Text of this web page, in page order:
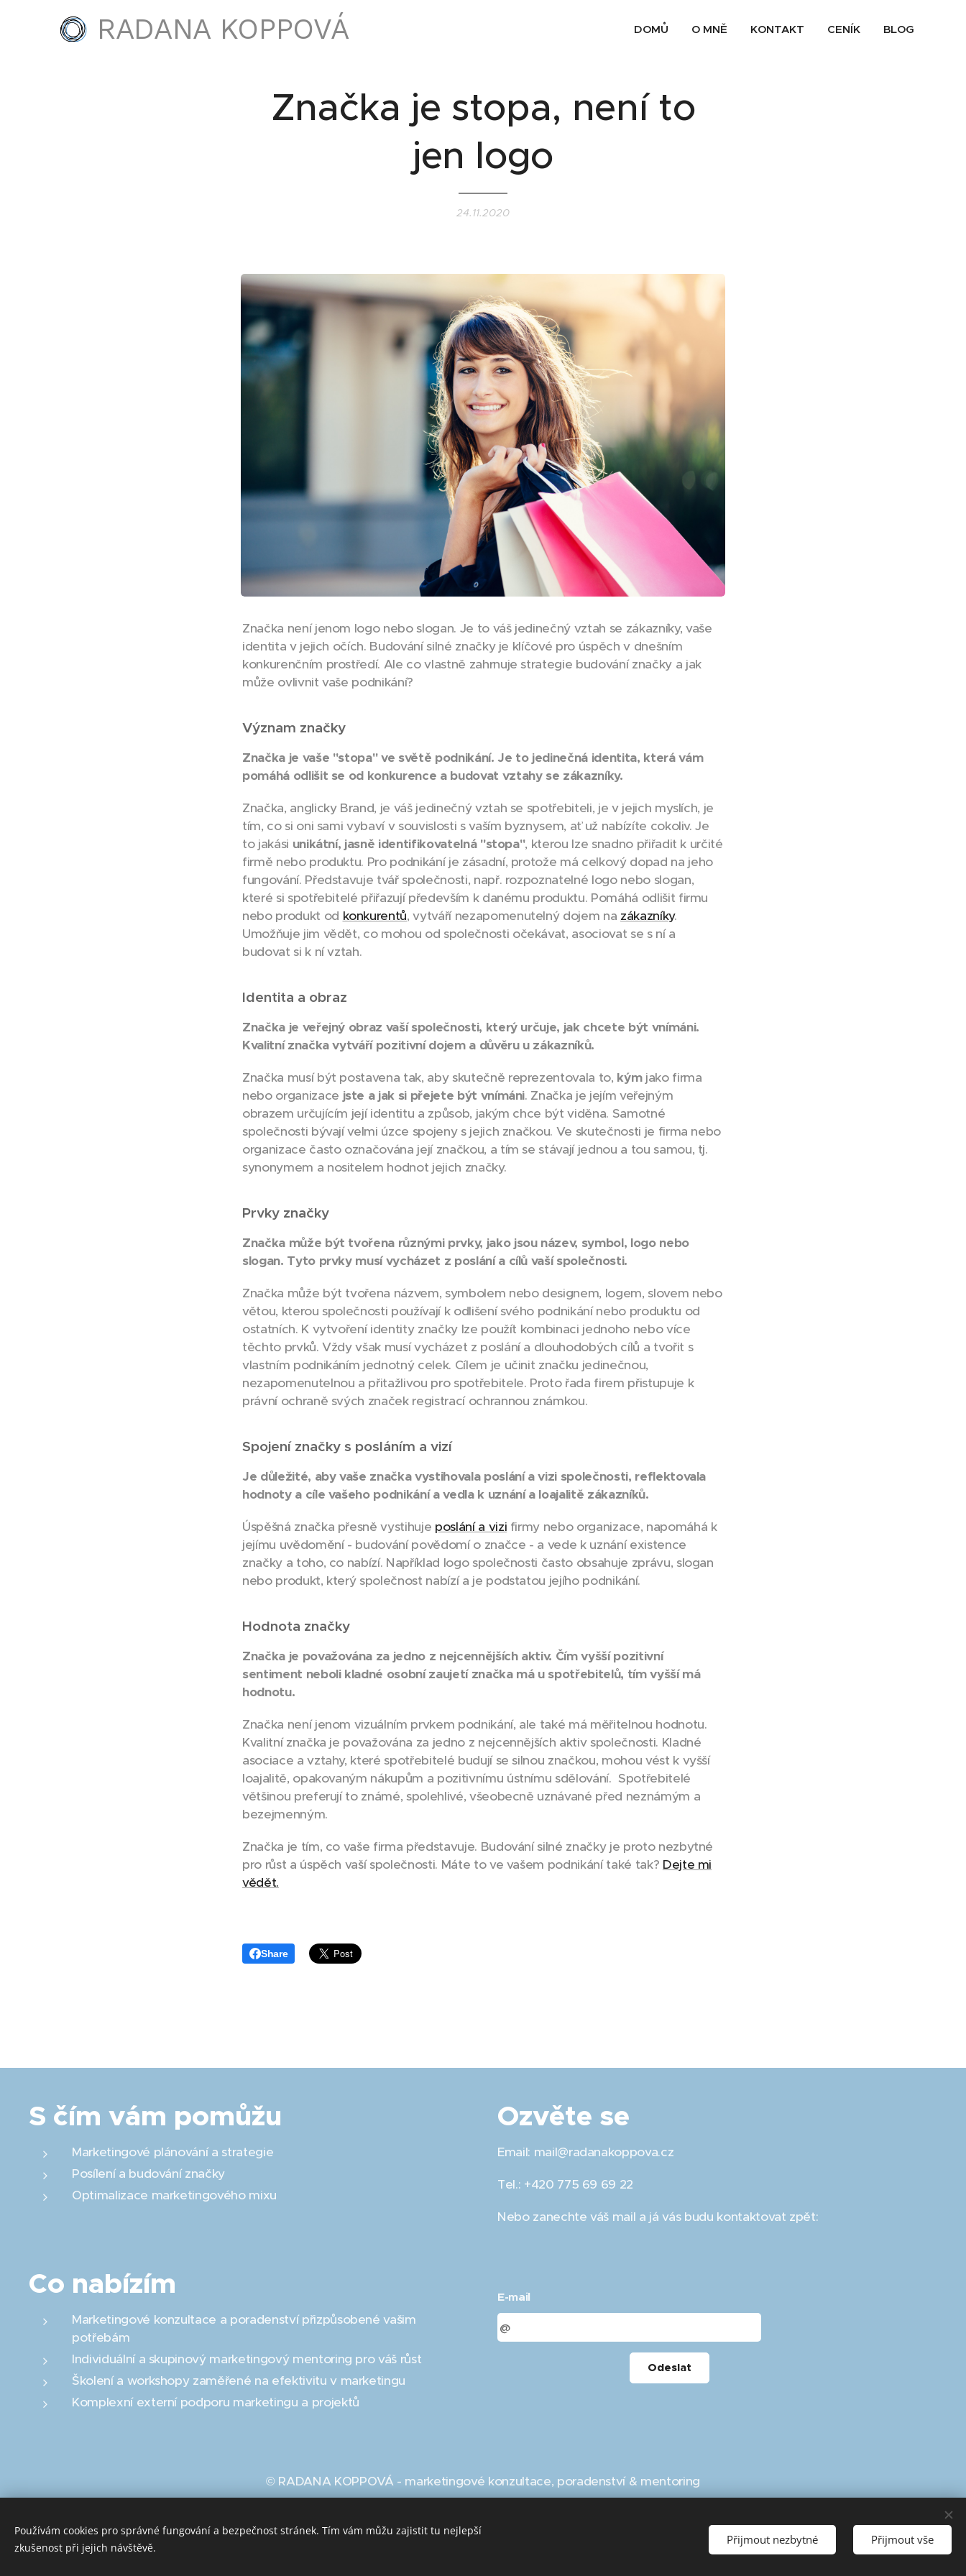
RADANA KOPPOVÁ DOMŮ O MNĚ KONTAKT CENÍK BLOG
Značka je stopa, není to
jen logo
24.11.2020
Značka není jenom logo nebo slogan. Je to váš jedinečný vztah se zákazníky, vaše
identita v jejich očích. Budování silné značky je klíčové pro úspěch v dnešním
konkurenčním prostředí. Ale co vlastně zahrnuje strategie budování značky a jak
může ovlivnit vaše podnikání?
Význam značky
Značka je vaše "stopa" ve světě podnikání. Je to jedinečná identita, která vám
pomáhá odlišit se od konkurence a budovat vztahy se zákazníky.
Značka, anglicky Brand, je váš jedinečný vztah se spotřebiteli, je v jejich myslích, je
tím, co si oni sami vybaví v souvislosti s vaším byznysem, ať už nabízíte cokoliv. Je
to jakási unikátní, jasně identifikovatelná "stopa", kterou lze snadno přiřadit k určité
firmě nebo produktu. Pro podnikání je zásadní, protože má celkový dopad na jeho
fungování. Představuje tvář společnosti, např. rozpoznatelné logo nebo slogan,
které si spotřebitelé přiřazují především k danému produktu. Pomáhá odlišit firmu
nebo produkt od konkurentů, vytváří nezapomenutelný dojem na zákazníky.
Umožňuje jim vědět, co mohou od společnosti očekávat, asociovat se s ní a
budovat si k ní vztah.
Identita a obraz
Značka je veřejný obraz vaší společnosti, který určuje, jak chcete být vnímáni.
Kvalitní značka vytváří pozitivní dojem a důvěru u zákazníků.
Značka musí být postavena tak, aby skutečně reprezentovala to, kýmjako firma
nebo organizace jste a jak si přejete být vnímáni. Značka je jejím veřejným
obrazem určujícím její identitu a způsob, jakým chce být viděna. Samotné
společnosti bývají velmi úzce spojeny s jejich značkou. Ve skutečnosti je firma nebo
organizace často označována její značkou, a tím se stávají jednou a tou samou, tj.
synonymem a nositelem hodnot jejich značky.
Prvky značky
Značka může být tvořena různými prvky, jako jsou název, symbol, logo nebo
slogan. Tyto prvky musí vycházet z poslání a cílů vaší společnosti.
Značka může být tvořena názvem, symbolem nebo designem, logem, slovem nebo
větou, kterou společnosti používají k odlišení svého podnikání nebo produktu od
ostatních. K vytvoření identity značky lze použít kombinaci jednoho nebo více
těchto prvků. Vždy však musí vycházet z poslání a dlouhodobých cílů a tvořit s
vlastním podnikáním jednotný celek. Cílem je učinit značku jedinečnou,
nezapomenutelnou a přitažlivou pro spotřebitele. Proto řada firem přistupuje k
právní ochraně svých značek registrací ochrannou známkou.
Spojení značky s posláním a vizí
Je důležité, aby vaše značka vystihovala poslání a vizi společnosti, reflektovala
hodnoty a cíle vašeho podnikání a vedla k uznání a loajalitě zákazníků.
Úspěšná značka přesně vystihuje poslání a vizi firmy nebo organizace, napomáhá k
jejímu uvědomění - budování povědomí o značce - a vede k uznání existence
značky a toho, co nabízí. Například logo společnosti často obsahuje zprávu, slogan
nebo produkt, který společnost nabízí a je podstatou jejího podnikání.
Hodnota značky
Značka je považována za jedno z nejcennějších aktiv. Čím vyšší pozitivní
sentiment neboli kladné osobní zaujetí značka má u spotřebitelů, tím vyšší má
hodnotu.
Značka není jenom vizuálním prvkem podnikání, ale také má měřitelnou hodnotu.
Kvalitní značka je považována za jedno z nejcennějších aktiv společnosti. Kladné
asociace a vztahy, které spotřebitelé budují se silnou značkou, mohou vést k vyšší
loajalitě, opakovaným nákupům a pozitivnímu ústnímu sdělování. ­­­­­­­­­­­­­­­­­­­­­­ Spotřebitelé
většinou preferují to známé, spolehlivé, všeobecně uznávané před neznámým a
bezejmenným.
Značka je tím, co vaše firma představuje. Budování silné značky je proto nezbytné
pro růst a úspěch vaší společnosti. Máte to ve vašem podnikání také tak? Dejte mi
vědět.
Share
S čím vám pomůžu
Marketingové plánování a strategie
Posílení a budování značky
Optimalizace marketingového mixu
Co nabízím
Marketingové konzultace a poradenství přizpůsobené vašim
potřebám
Individuální a skupinový marketingový mentoring pro váš růst
Školení a workshopy zaměřené na efektivitu v marketingu
Komplexní externí podporu marketingu a projektů
Ozvěte se
Email: mail@radanakoppova.cz
Tel.: +420 775 69 69 22
Nebo zanechte váš mail a já vás budu kontaktovat zpět:
E-mail
Odeslat
© RADANA KOPPOVÁ - marketingové konzultace, poradenství & mentoring
Používám cookies pro správné fungování a bezpečnost stránek. Tím vám můžu zajistit tu nejlepší
zkušenost při jejich návštěvě.
Přijmout nezbytné Přijmout vše